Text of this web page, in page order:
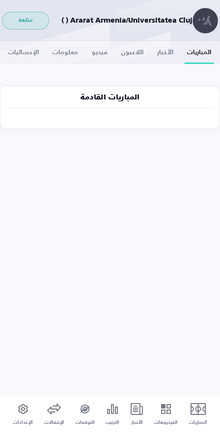
Ararat Armenia/Universitatea Cluj ( ) متابعة
المباريات الأخبار اللاعبون فيديو معلومات الإحصائيات
المباريات القادمة
المباريات الفيديوهات الأخبار الترتيب التوقعات الإنتقالات الإعدادات